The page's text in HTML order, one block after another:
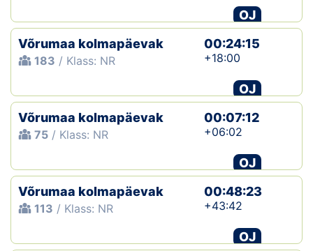
OJ
Võrumaa kolmapäevak
183 / Klass: NR
00:24:15
+18:00
OJ
Võrumaa kolmapäevak
75 / Klass: NR
00:07:12
+06:02
OJ
Võrumaa kolmapäevak
113 / Klass: NR
00:48:23
+43:42
OJ